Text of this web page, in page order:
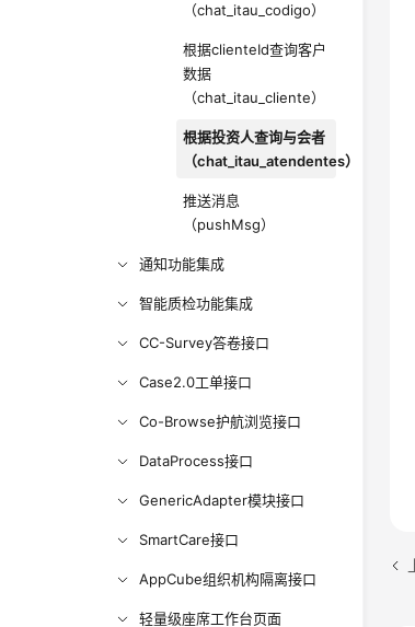
（chat_itau_codigo）
根据clienteId查询客户
数据
（chat_itau_cliente）
根据投资人查询与会者
（chat_itau_atendentes）
推送消息
（pushMsg）
通知功能集成
智能质检功能集成
CC-Survey答卷接口
Case2.0工单接口
Co-Browse护航浏览接口
DataProcess接口
GenericAdapter模块接口
SmartCare接口
AppCube组织机构隔离接口
轻量级座席工作台页面